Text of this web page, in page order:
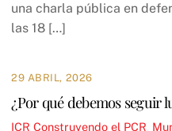
una charla pública en
las 18 […]
29 ABRIL, 2026
¿Por qué debemos seguir
ICR Construyendo el PCR